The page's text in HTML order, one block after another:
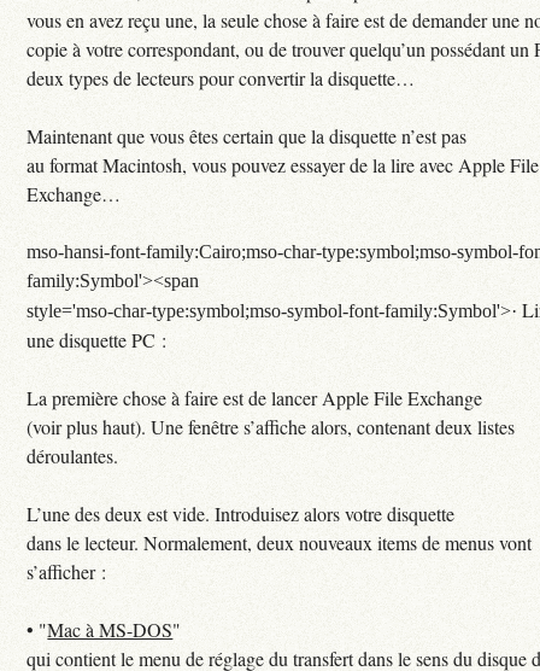
vous en avez reçu une, la seule chose à faire est de demander une
copie à votre correspondant, ou de trouver quelqu’un possédant un
deux types de lecteurs pour convertir la disquette…
Maintenant que vous êtes certain que la disquette n’est pas
au format Macintosh, vous pouvez essayer de la lire avec Apple File
Exchange…
mso-hansi-font-family:Cairo;mso-char-type:symbol;mso-symbol-
family:Symbol'><span
style='mso-char-type:symbol;mso-symbol-font-family:Symbol'>·
une disquette PC :
La première chose à faire est de lancer Apple File Exchange
(voir plus haut). Une fenêtre s’affiche alors, contenant deux listes
déroulantes.
L’une des deux est vide. Introduisez alors votre disquette
dans le lecteur. Normalement, deux nouveaux items de menus vont
s’afficher :
• "Mac à MS-DOS"
qui contient le menu de réglage du transfert dans le sens du disque